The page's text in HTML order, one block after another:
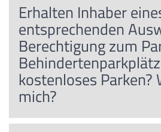
Erhalten Inhaber
entsprechenden
Berechtigung zum
kostenloses Parken?
mich?